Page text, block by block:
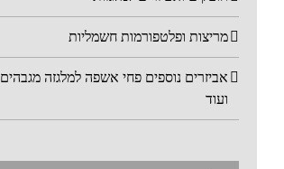
מריצות ופלטפורמות חשמליות
אביזרים נוספים פחי אשפה למלגזה מגבהים
ועוד